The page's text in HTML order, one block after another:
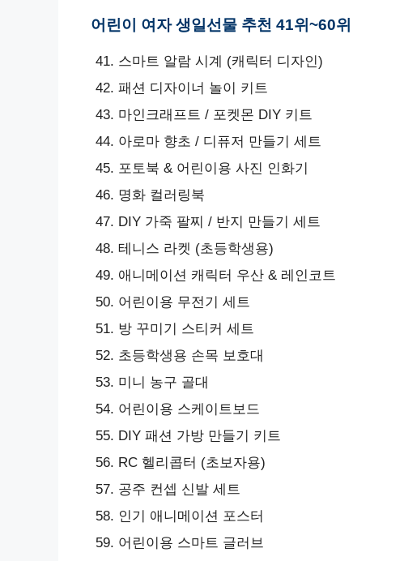
어린이 여자 생일선물 추천 41위~60위
스마트 알람 시계 (캐릭터 디자인)
패션 디자이너 놀이 키트
마인크래프트 / 포켓몬 DIY 키트
아로마 향초 / 디퓨저 만들기 세트
포토북 & 어린이용 사진 인화기
명화 컬러링북
DIY 가죽 팔찌 / 반지 만들기 세트
테니스 라켓 (초등학생용)
애니메이션 캐릭터 우산 & 레인코트
어린이용 무전기 세트
방 꾸미기 스티커 세트
초등학생용 손목 보호대
미니 농구 골대
어린이용 스케이트보드
DIY 패션 가방 만들기 키트
RC 헬리콥터 (초보자용)
공주 컨셉 신발 세트
인기 애니메이션 포스터
어린이용 스마트 글러브